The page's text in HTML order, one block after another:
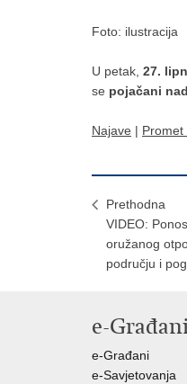
Foto: ilustracija
U petak, 27.
se pojačani
Najave | Promet
Prethodna
VIDEO:
oružanog
području i
e-
e-Građani
e-Savjetovanja